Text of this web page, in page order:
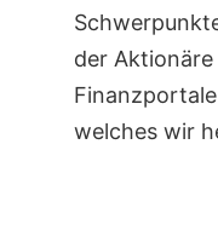
der
welches wir